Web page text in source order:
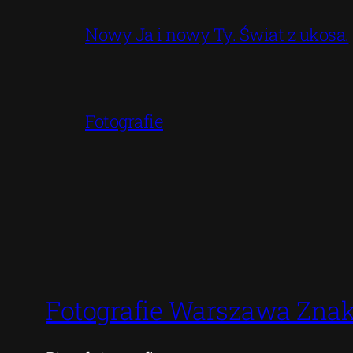
Nowy Ja i nowy Ty. Świat z ukosa.
Fotografie
Fotografie Warszawa